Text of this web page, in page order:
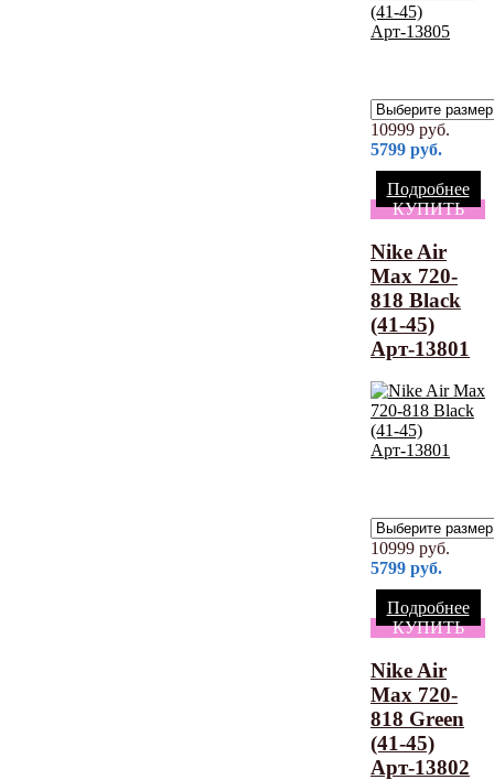
10999 руб.
5799 руб.
Подробнее
КУПИТЬ
Nike Air
Max 720-
818 Black
(41-45)
Арт-13801
10999 руб.
5799 руб.
Подробнее
КУПИТЬ
Nike Air
Max 720-
818 Green
(41-45)
Арт-13802